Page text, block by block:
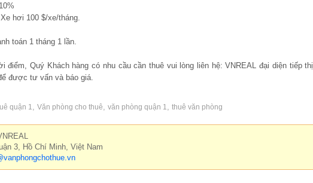
hơi 100 $/xe/tháng.
toán 1 tháng 1 lần.
điểm, Quý Khách hàng có nhu cầu cần thuê vui lòng liên hệ: VNREAL đại diện tiếp thị
được tư vấn và báo giá.
quận 1 Văn phòng cho thuê văn phòng quận 1 thuê văn phòng
3, Hồ Chí Minh, Việt Nam